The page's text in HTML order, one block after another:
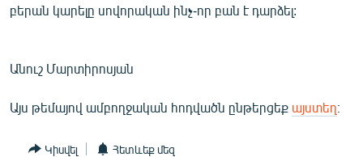
English
ՀԵՏԵՎԵՔ ՄԵԶ
բերան կարելը սովորական ինչ-որ բան է դարձել:
Անուշ Մարտիրոսյան
Այս թեմայով ամբողջական հոդվածն ընթերցեք այստեղ։
Կիսվել Հետևեք մեզ